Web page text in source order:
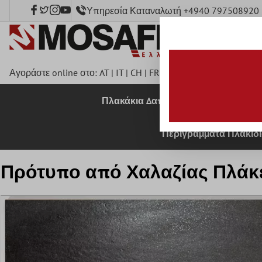
περιεχόμενο Υπηρεσία Καταναλωτή +4940 797508920
Αγοράστε online στο: AT| IT| CH | FR
Πλακάκια Δαπέδου
Περιγράμματα
Πρότυπο από Χαλαζίας